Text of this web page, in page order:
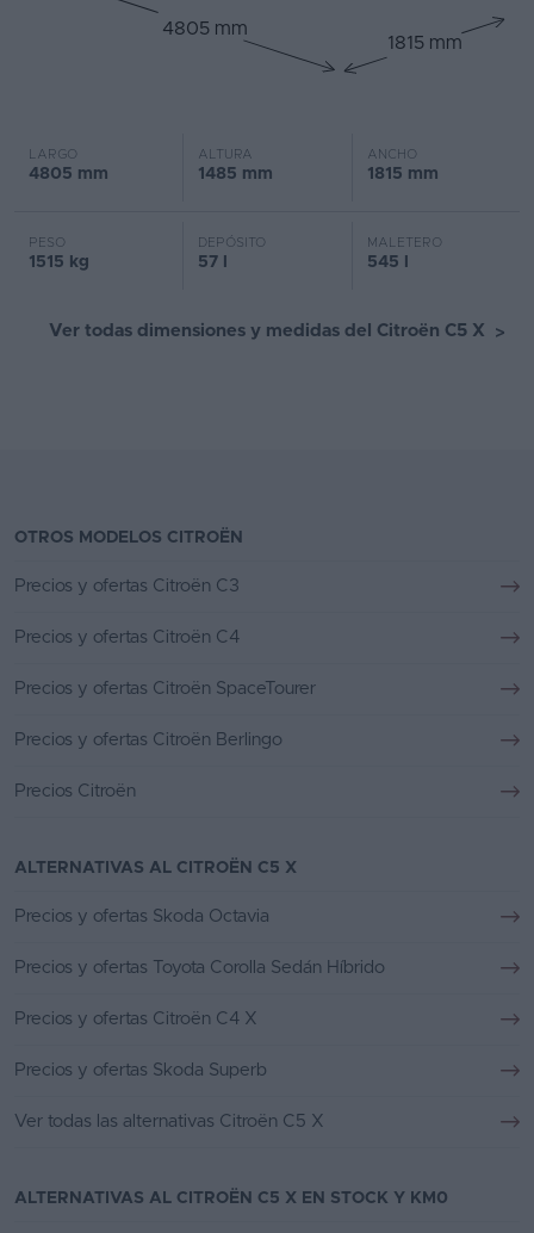
4805 mm
1815 mm
LARGO
4805 mm
ALTURA
1485 mm
ANCHO
1815 mm
PESO
1515 kg
DEPÓSITO
57 l
MALETERO
545 l
Ver todas dimensiones y medidas del Citroën C5 X >
OTROS MODELOS CITROËN
Precios y ofertas Citroën C3
Precios y ofertas Citroën C4
Precios y ofertas Citroën SpaceTourer
Precios y ofertas Citroën Berlingo
Precios Citroën
ALTERNATIVAS AL CITROËN C5 X
Precios y ofertas Skoda Octavia
Precios y ofertas Toyota Corolla Sedán Híbrido
Precios y ofertas Citroën C4 X
Precios y ofertas Skoda Superb
Ver todas las alternativas Citroën C5 X
ALTERNATIVAS AL CITROËN C5 X EN STOCK Y KM0